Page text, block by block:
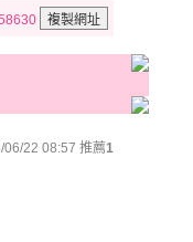
06/22 08:57 推薦1